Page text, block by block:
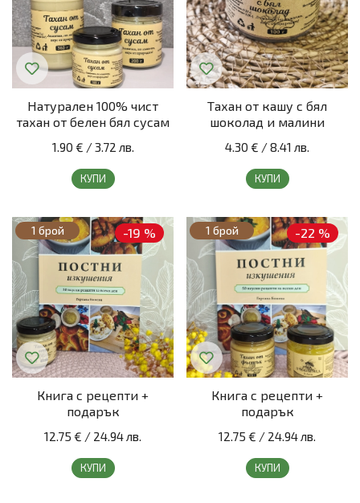
Натурален 100% чист
тахан от белен бял сусам
1.90 € /3.72 лв.
КУПИ
Тахан от кашу с бял
шоколад и малини
4.30 € /8.41 лв.
КУПИ
-19 %
1 брой
Книга с рецепти +
подарък
12.75 € / 24.94 лв.
КУПИ
-22 %
1 брой
Книга с рецепти +
подарък
12.75 € / 24.94 лв.
КУПИ